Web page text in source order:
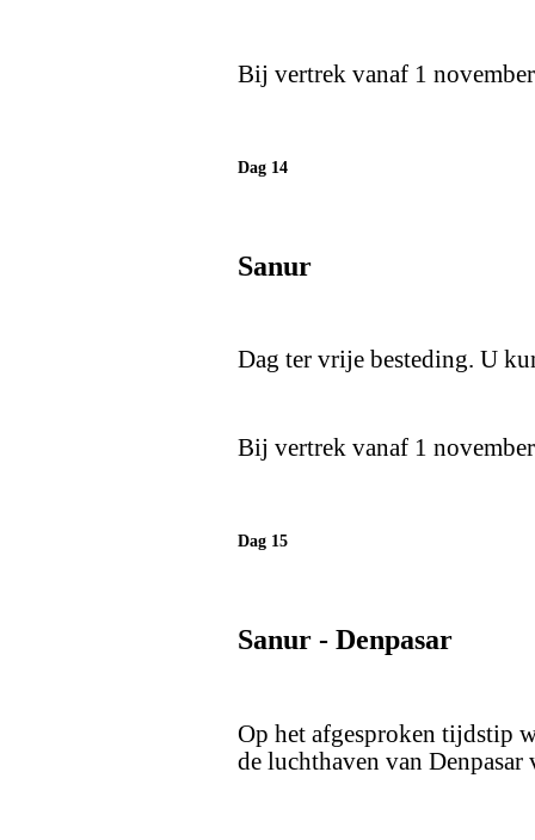
Bij vertrek vanaf 1
Dag 14
Sanur
Dag ter vrije besteding. U
Bij vertrek vanaf 1
Dag 15
Sanur - Denpasar
Op het afgesproken tijdstip
de luchthaven van